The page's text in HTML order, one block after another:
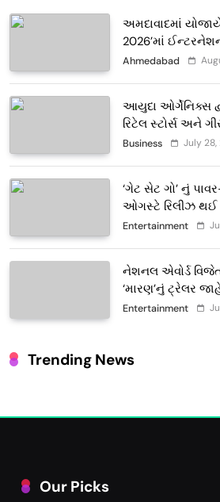
અમદાવાદમાં
2026’માં
લુલ્લા એ ટેરોટ કાર્ડ
Ahmedabad
આયુદા ઓર્ગેનિક્સ
રિટેલ સ્ટોર્સ અને
દૂધની શુદ્ધ સેવાઓ
Business July 28,
‘ગેટ સેટ ગો’ નું
ઓગસ્ટે રિલીઝ થઈ
ટેક VFX જોવા
Entertainment
નેશનલ એવોર્ડ
‘મારણ’નું ટ્રેલર
થિયેટરોમાં રિલીઝ
Entertainment
Trending News
Our Picks